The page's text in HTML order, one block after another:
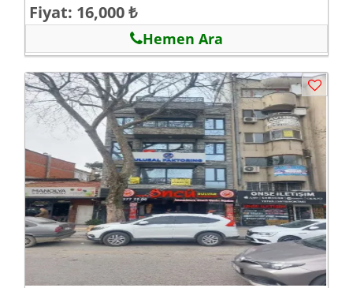
Fiyat: 16,000 ₺
Hemen Ara